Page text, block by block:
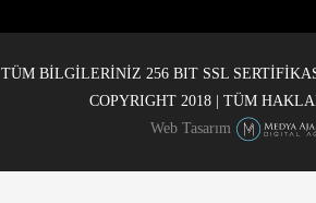
TÜM BİLGİLERİNİZ 256 BIT SSL
COPYRIGHT 2018 | TÜM
Web Tasarım